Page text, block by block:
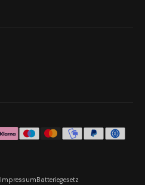
ImpressumBatteriegesetz